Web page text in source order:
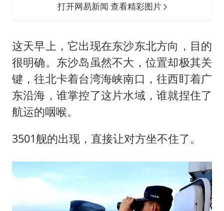
打开网易新闻 查看精彩图片
这天早上，它出现在东沙东北方向，目的
很明确。东沙岛虽然不大，位置却极其关
键，往北卡着台湾海峡南口，往西盯着广
东沿海，谁掌控了这片水域，谁就捏住了
航运的咽喉。
3501舰的出现，直接让对方坐不住了。